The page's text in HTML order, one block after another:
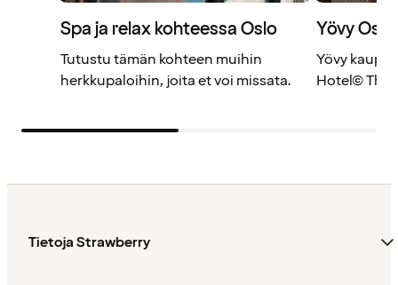
Spa ja relax kohteessa Oslo
Tutustu tämän kohteen muihin
herkkupaloihin, joita et voi missata.
Yövy
Yövy
Hotel© The
Tietoja Strawberry